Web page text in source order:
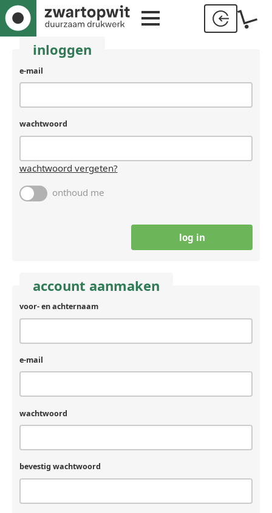
inloggen
e-mail
wachtwoord
wachtwoord vergeten?
onthoud me
account aanmaken
voor- en achternaam
e-mail
wachtwoord
bevestig wachtwoord